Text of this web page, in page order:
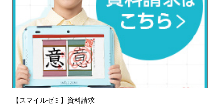
【スマイルゼミ】資料請求